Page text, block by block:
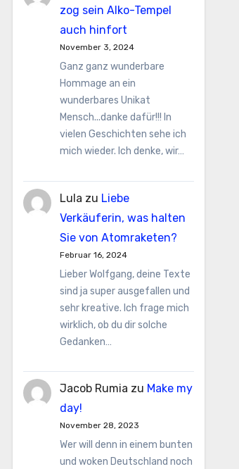
zog sein Alko-Tempel
auch hinfort
November 3, 2024
Ganz ganz wunderbare
Hommage an ein
wunderbares Unikat
Mensch...danke dafür!!! In
vielen Geschichten sehe ich
mich wieder. Ich denke, wir…
Lula zu Liebe
Verkäuferin, was halten
Sie von Atomraketen?
Februar 16, 2024
Lieber Wolfgang, deine Texte
sind ja super ausgefallen und
sehr kreative. Ich frage mich
wirklich, ob du dir solche
Gedanken…
Jacob Rumia zu Make my
day!
November 28, 2023
Wer will denn in einem bunten
und woken Deutschland noch